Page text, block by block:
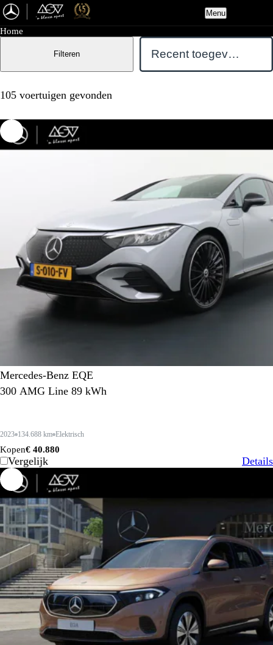
Menu
Home
105 voertuigen gevonden
Filteren
Mercedes-Benz EQE
300 AMG Line 89 kWh
2023 134.688 km Elektrisch
Kopen€ 40.880
Vergelijk Details